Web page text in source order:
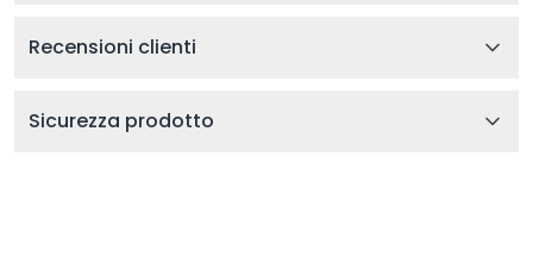
Recensioni clienti
Sicurezza prodotto